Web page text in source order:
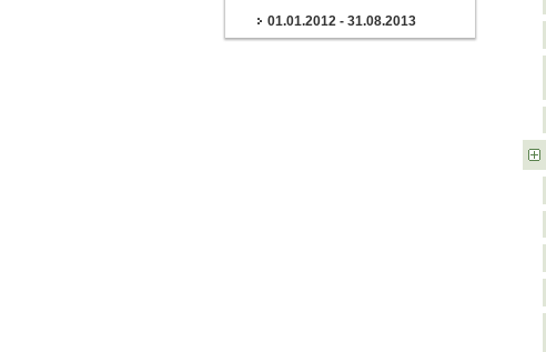
01.01.2012 - 31.08.2013